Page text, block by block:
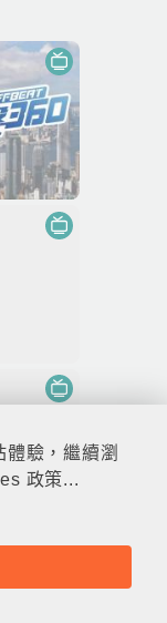
驗，繼續瀏
政策...